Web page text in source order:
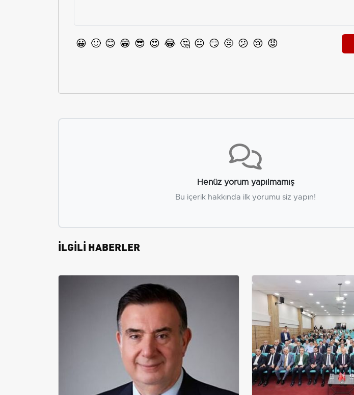
😀 🙂 😊 😁 😎 😍 😂 🤔 😐 😏 🤨 😕 😢 😡
Henüz yorum yapılmamış
Bu içerik hakkında ilk yorumu siz yapın!
İLGİLİ HABERLER